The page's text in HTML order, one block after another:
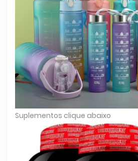
Suplementos clique abaixo